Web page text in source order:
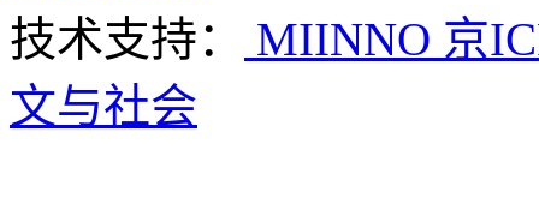
技术支持：
MIINNO 京
文与社会